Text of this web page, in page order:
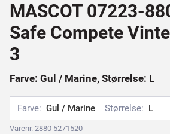
MASCOT 07223-
Safe Compete
3
Farve: Gul / Marine, Størrelse: L
Farve: Gul / Marine Størrelse: L
Varenr. 2880 5271520